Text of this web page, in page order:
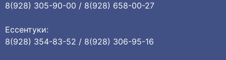
8(928) 305-90-00 / 8(928) 658-00-27
Ессентуки:
8(928) 354-83-52 / 8(928) 306-95-16